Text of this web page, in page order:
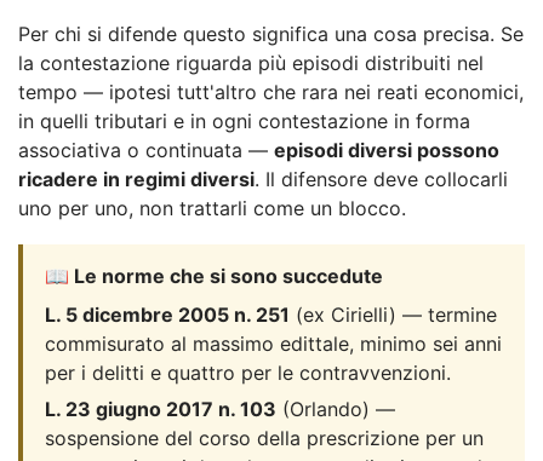
Per chi si difende questo significa una cosa precisa. Se
la contestazione riguarda più episodi distribuiti nel
tempo — ipotesi tutt'altro che rara nei reati economici,
in quelli tributari e in ogni contestazione in forma
associativa o continuata — episodi diversi possono
ricadere in regimi diversi. Il difensore deve collocarli
uno per uno, non trattarli come un blocco.
📖 Le norme che si sono succedute
L. 5 dicembre 2005 n. 251 (ex Cirielli) — termine
commisurato al massimo edittale, minimo sei anni
per i delitti e quattro per le contravvenzioni.
L. 23 giugno 2017 n. 103 (Orlando) —
sospensione del corso della prescrizione per un